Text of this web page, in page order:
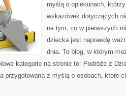
myślą o opiekunach,
wskazówek dotyczących
na tym, co w pierwszych
dziecka jest naprawdę
dnia. To blog, w którym
kategorie na stronie to: Podróże z
przygotowana z myślą o osobach, które